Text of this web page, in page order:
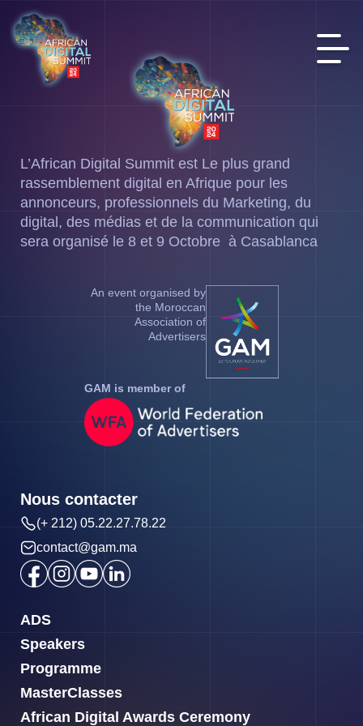
L’African Digital Summit est Le plus grand
rassemblement digital en Afrique pour les
annonceurs, professionnels du Marketing, du
digital, des médias et de la communication qui
sera organisé le 8 et 9 Octobre à Casablanca
An event organised by
the Moroccan
Association of
Advertisers
GAM is member of
ADS
Speakers
Programme
MasterClasses
African Digital Awards Ceremony
Nous contacter
(+ 212) 05.22.27.78.22
contact@gam.ma